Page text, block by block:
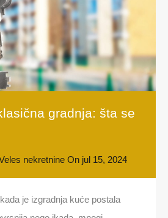
gradnja: šta se
nekretnine On jul 15, 2024
je izgradnja kuće postala